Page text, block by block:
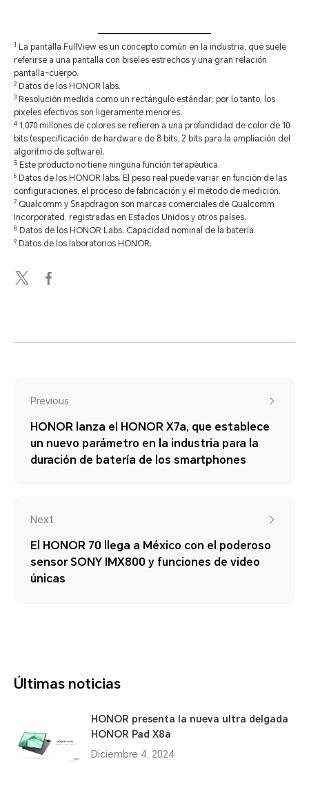
1
La pantalla FullView es un concepto común en la industria, que suele
referirse a una pantalla con biseles estrechos y una gran relación
pantalla-cuerpo.
2 Datos de los HONOR labs.
3 Resolución medida como un rectángulo estándar; por lo tanto, los
pixeles efectivos son ligeramente menores.
4 1,070 millones de colores se refieren a una profundidad de color de 10
bits (especificación de hardware de 8 bits, 2 bits para la ampliación del
algoritmo de software).
5 Este producto no tiene ninguna función terapéutica.
6 Datos de los HONOR labs. El peso real puede variar en función de las
configuraciones, el proceso de fabricación y el método de medición.
7 Qualcomm y Snapdragon son marcas comerciales de Qualcomm
Incorporated, registradas en Estados Unidos y otros países.
8 Datos de los HONOR Labs. Capacidad nominal de la batería.
9 Datos de los laboratorios HONOR.
Previous
HONOR lanza el HONOR X7a, que establece
un nuevo parámetro en la industria para la
duración de batería de los smartphones
Next
El HONOR 70 llega a México con el poderoso
sensor SONY IMX800 y funciones de video
únicas
Últimas noticias
HONOR presenta la nueva ultra delgada
HONOR Pad X8a
Diciembre 4, 2024